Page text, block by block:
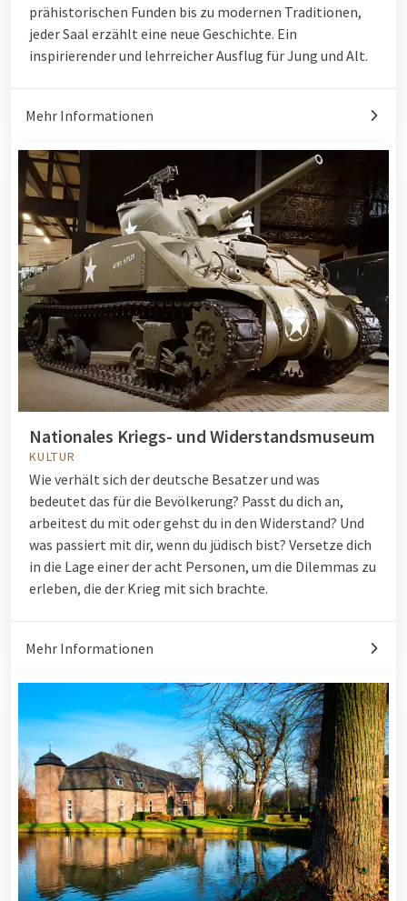
prähistorischen Funden bis zu modernen Traditionen,
jeder Saal erzählt eine neue Geschichte. Ein
inspirierender und lehrreicher Ausflug für Jung und Alt.
Mehr Informationen
Nationales Kriegs- und Widerstandsmuseum
KULTUR
Wie verhält sich der deutsche Besatzer und was
bedeutet das für die Bevölkerung? Passt du dich an,
arbeitest du mit oder gehst du in den Widerstand? Und
was passiert mit dir, wenn du jüdisch bist? Versetze dich
in die Lage einer der acht Personen, um die Dilemmas zu
erleben, die der Krieg mit sich brachte.
Mehr Informationen